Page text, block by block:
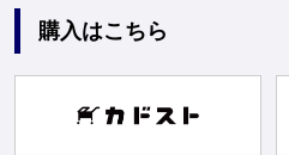
購入はこちら